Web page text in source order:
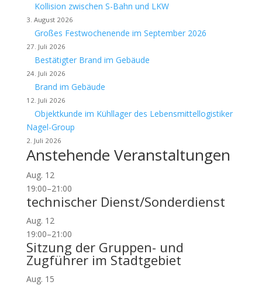
Kollision zwischen S-Bahn und LKW
3. August 2026
Großes Festwochenende im September 2026
27. Juli 2026
Bestätigter Brand im Gebäude
24. Juli 2026
Brand im Gebäude
12. Juli 2026
Objektkunde im Kühllager des Lebensmittellogistiker
Nagel-Group
2. Juli 2026
Anstehende Veranstaltungen
Aug. 12
19:00–21:00
technischer Dienst/Sonderdienst
Aug. 12
19:00–21:00
Sitzung der Gruppen- und
Zugführer im Stadtgebiet
Aug. 15